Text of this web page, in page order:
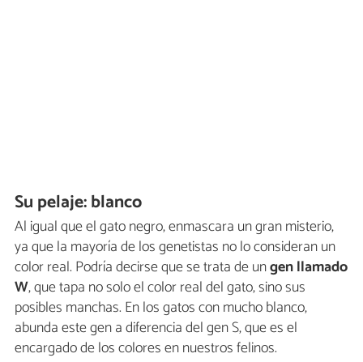
Su pelaje: blanco
Al igual que el gato negro, enmascara un gran misterio,
ya que la mayoría de los genetistas no lo consideran un
color real. Podría decirse que se trata de ungen llamado
W, que tapa no solo el color real del gato, sino sus
posibles manchas. En los gatos con mucho blanco,
abunda este gen a diferencia del gen S, que es el
encargado de los colores en nuestros felinos.